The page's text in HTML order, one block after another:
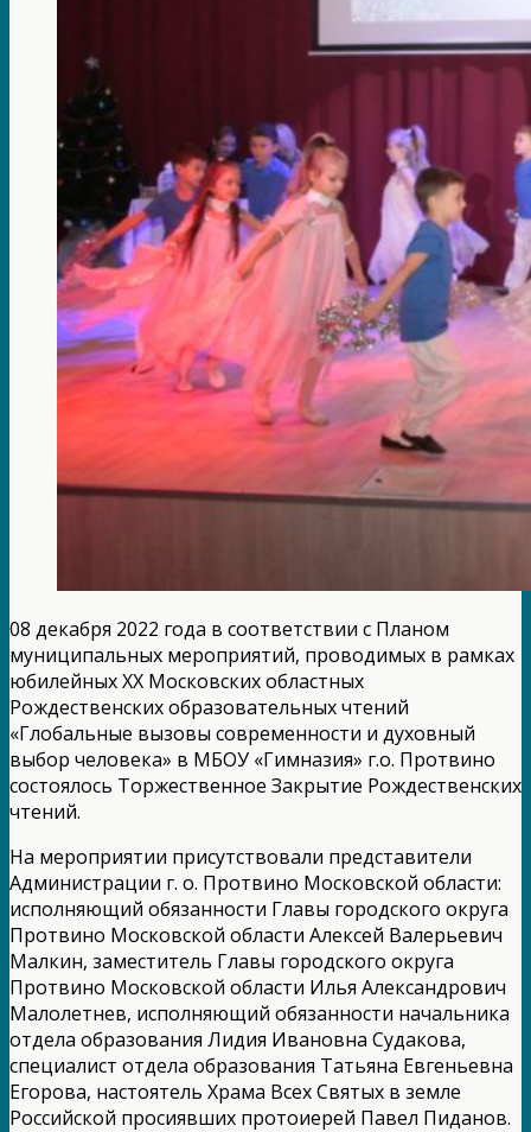
08 декабря 2022 года в соответствии с Планом
муниципальных мероприятий, проводимых в рамках
юбилейных XX Московских областных
Рождественских образовательных чтений
«Глобальные вызовы современности и духовный
выбор человека» в МБОУ «Гимназия» г.о. Протвино
состоялось Торжественное Закрытие Рождественских
чтений.
На мероприятии присутствовали представители
Администрации г. о. Протвино Московской области:
исполняющий обязанности Главы городского округа
Протвино Московской области Алексей Валерьевич
Малкин, заместитель Главы городского округа
Протвино Московской области Илья Александрович
Малолетнев, исполняющий обязанности начальника
отдела образования Лидия Ивановна Судакова,
специалист отдела образования Татьяна Евгеньевна
Егорова, настоятель Храма Всех Святых в земле
Российской просиявших протоиерей Павел Пиданов.